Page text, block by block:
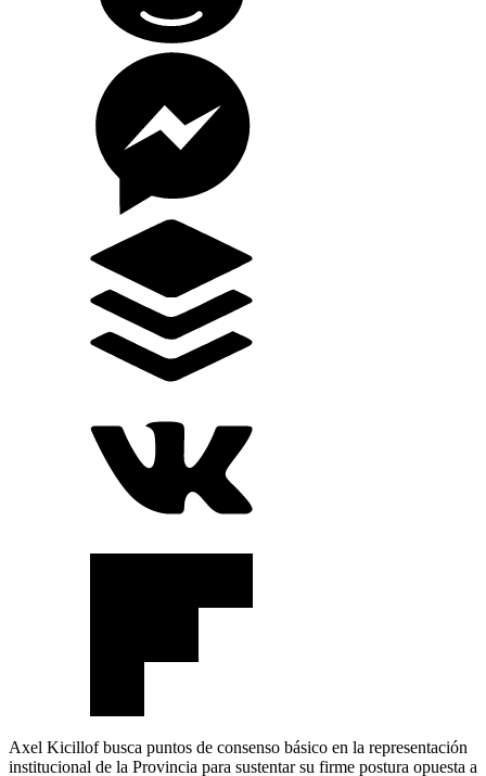
Axel Kicillof busca puntos de consenso básico en la representación
institucional de la Provincia para sustentar su firme postura opuesta a